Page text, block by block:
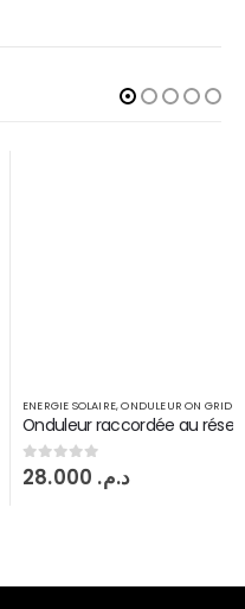
ENERGIE SOLAIRE,ONDULEUR ON GRID
Onduleur raccordée au réseau Fronius symo 10 KW injection on grid 2 MPPT
sur 5 د.م.28.000